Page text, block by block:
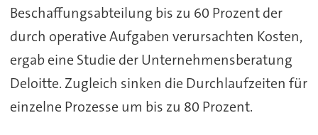
Beschaffungsabteilung bis zu 60 Prozent der
durch operative Aufgaben verursachten Kosten,
ergab eine Studie der Unternehmensberatung
Deloitte. Zugleich sinken die Durchlaufzeiten für
einzelne Prozesse um bis zu 80 Prozent.